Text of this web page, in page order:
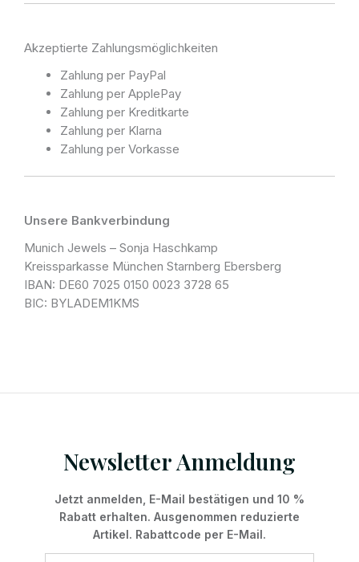
Akzeptierte Zahlungsmöglichkeiten
Zahlung per PayPal
Zahlung per ApplePay
Zahlung per Kreditkarte
Zahlung per Klarna
Zahlung per Vorkasse
Unsere Bankverbindung
Munich Jewels – Sonja Haschkamp
Kreissparkasse München Starnberg Ebersberg
IBAN: DE60 7025 0150 0023 3728 65
BIC: BYLADEM1KMS
Newsletter Anmeldung
Jetzt anmelden, E-Mail bestätigen und 10 %
Rabatt erhalten. Ausgenommen reduzierte
Artikel. Rabattcode per E-Mail.